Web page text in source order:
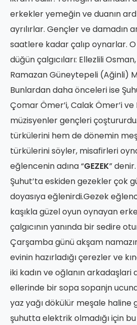
erkekler yemeğin ve duanın
ayrılırlar. Gençler ve damadın
saatlere kadar çalıp oynarlar. O
düğün çalgıcıları: Ellezlili
Ramazan Güneytepeli (Ağinli)
Bunlardan daha önceleri ise
Çomar Ömer’i, Calak Ömer’i ve
müzisyenler gençleri
türkülerini hem de dönemin
türkülerini söyler, misafirleri
eğlencenin adına “GEZEK” denir.
Şuhut’ta eskiden gezekler çok
doyasıya eğlenirdi.Gezek
kaşıkla güzel oyun oynayan
çalgıcının yanında bir sedire
Çarşamba günü akşam
evinin hazırladığı çerezler ve
iki kadın ve oğlanın arkadaşlari
ellerinde bir sopa sopanjn
yaz yağı dökülür meşale haline
şuhutta elektrik olmadığı için